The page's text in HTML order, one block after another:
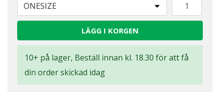
ONESIZE
LÄGG I KORGEN
10+ på lager, Beställ innan kl. 18.30 för att få
din order skickad idag